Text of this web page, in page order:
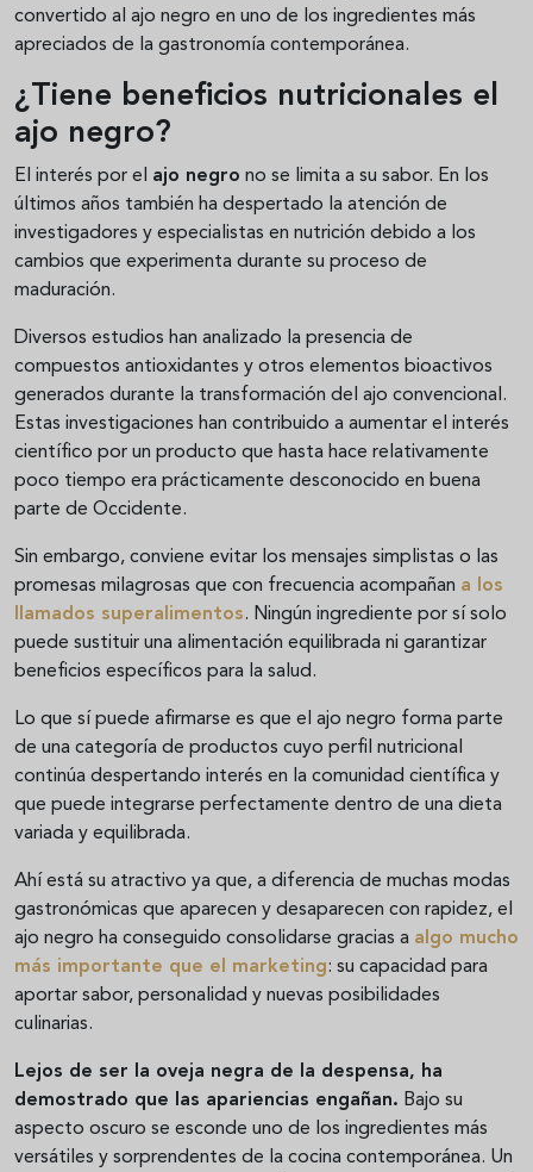
convertido al ajo negro en uno de los ingredientes más
apreciados de la gastronomía contemporánea.
¿Tiene beneficios nutricionales el
ajo negro?
El interés por el ajo negro no se limita a su sabor. En los
últimos años también ha despertado la atención de
investigadores y especialistas en nutrición debido a los
cambios que experimenta durante su proceso de
maduración.
Diversos estudios han analizado la presencia de
compuestos antioxidantes y otros elementos bioactivos
generados durante la transformación del ajo convencional.
Estas investigaciones han contribuido a aumentar el interés
científico por un producto que hasta hace relativamente
poco tiempo era prácticamente desconocido en buena
parte de Occidente.
Sin embargo, conviene evitar los mensajes simplistas o las
promesas milagrosas que con frecuencia acompañan a los
llamados superalimentos. Ningún ingrediente por sí solo
puede sustituir una alimentación equilibrada ni garantizar
beneficios específicos para la salud.
Lo que sí puede afirmarse es que el ajo negro forma parte
de una categoría de productos cuyo perfil nutricional
continúa despertando interés en la comunidad científica y
que puede integrarse perfectamente dentro de una dieta
variada y equilibrada.
Ahí está su atractivo ya que, a diferencia de muchas modas
gastronómicas que aparecen y desaparecen con rapidez, el
ajo negro ha conseguido consolidarse gracias a algo mucho
más importante que el marketing: su capacidad para
aportar sabor, personalidad y nuevas posibilidades
culinarias.
Lejos de ser la oveja negra de la despensa, ha
demostrado que las apariencias engañan. Bajo su
aspecto oscuro se esconde uno de los ingredientes más
versátiles y sorprendentes de la cocina contemporánea. Un